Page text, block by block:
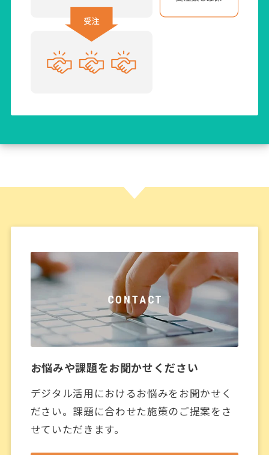
お悩みや課題をお聞かせください
デジタル活用におけるお悩みをお聞かせく
ださい。 課題に合わせた施策のご提案をさ
せていただきます。